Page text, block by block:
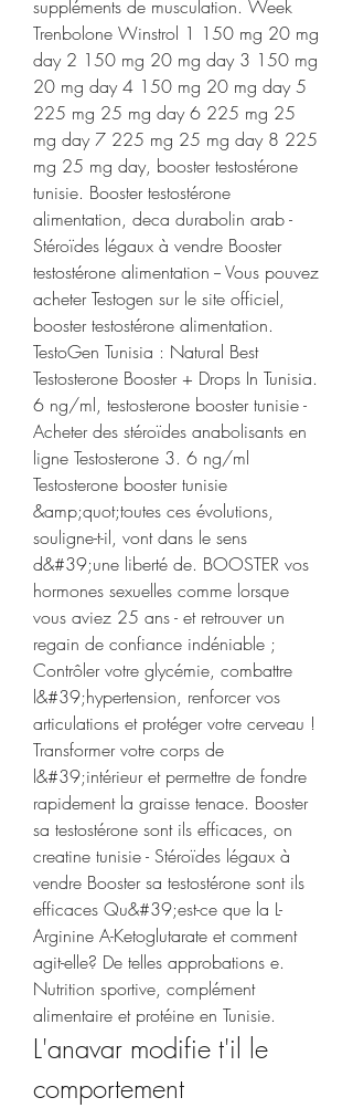
suppléments de musculation. Week
Trenbolone Winstrol 1 150 mg 20 mg
day 2 150 mg 20 mg day 3 150 mg
20 mg day 4 150 mg 20 mg day 5
225 mg 25 mg day 6 225 mg 25
mg day 7 225 mg 25 mg day 8 225
mg 25 mg day, booster testostérone
tunisie. Booster testostérone
alimentation, deca durabolin arab -
Stéroïdes légaux à vendre Booster
testostérone alimentation -- Vous pouvez
acheter Testogen sur le site officiel,
booster testostérone alimentation.
TestoGen Tunisia : Natural Best
Testosterone Booster + Drops In Tunisia.
6 ng/ml, testosterone booster tunisie -
Acheter des stéroïdes anabolisants en
ligne Testosterone 3. 6 ng/ml
Testosterone booster tunisie
&amp;quot;toutes ces évolutions,
souligne-t-il, vont dans le sens
d&#39;une liberté de. BOOSTER vos
hormones sexuelles comme lorsque
vous aviez 25 ans - et retrouver un
regain de confiance indéniable ;
Contrôler votre glycémie, combattre
l&#39;hypertension, renforcer vos
articulations et protéger votre cerveau !
Transformer votre corps de
l&#39;intérieur et permettre de fondre
rapidement la graisse tenace. Booster
sa testostérone sont ils efficaces, on
creatine tunisie - Stéroïdes légaux à
vendre Booster sa testostérone sont ils
efficaces Qu&#39;est-ce que la L-
Arginine A-Ketoglutarate et comment
agit-elle? De telles approbations e.
Nutrition sportive, complément
alimentaire et protéine en Tunisie.
L'anavar modifie t'il le
comportement